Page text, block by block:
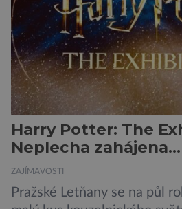
její zdroj je […]
Harry Potter: The
Neplecha zahájena…
ZAJÍMAVOSTI
Pražské Letňany se na půl